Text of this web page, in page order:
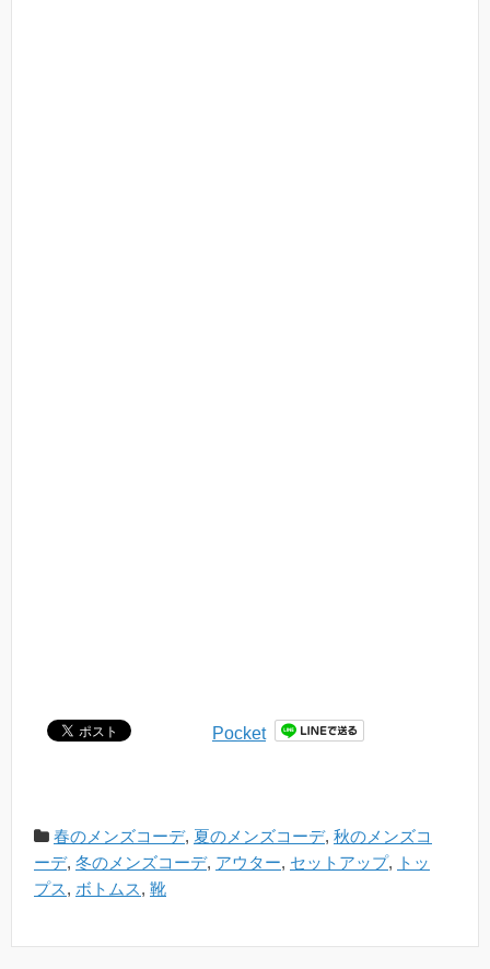
Pocket
春のメンズコーデ, 夏のメンズコーデ, 秋のメンズコ
ーデ, 冬のメンズコーデ, アウター, セットアップ, トッ
プス, ボトムス, 靴